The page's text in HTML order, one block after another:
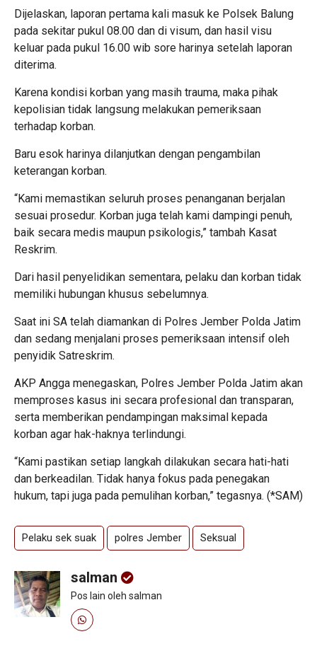
Dijelaskan, laporan pertama kali masuk ke Polsek Balung
pada sekitar pukul 08.00 dan di visum, dan hasil visu
keluar pada pukul 16.00 wib sore harinya setelah laporan
diterima.
Karena kondisi korban yang masih trauma, maka pihak
kepolisian tidak langsung melakukan pemeriksaan
terhadap korban.
Baru esok harinya dilanjutkan dengan pengambilan
keterangan korban.
“Kami memastikan seluruh proses penanganan berjalan
sesuai prosedur. Korban juga telah kami dampingi penuh,
baik secara medis maupun psikologis,” tambah Kasat
Reskrim.
Dari hasil penyelidikan sementara, pelaku dan korban tidak
memiliki hubungan khusus sebelumnya.
Saat ini SA telah diamankan di Polres Jember Polda Jatim
dan sedang menjalani proses pemeriksaan intensif oleh
penyidik Satreskrim.
AKP Angga menegaskan, Polres Jember Polda Jatim akan
memproses kasus ini secara profesional dan transparan,
serta memberikan pendampingan maksimal kepada
korban agar hak-haknya terlindungi.
“Kami pastikan setiap langkah dilakukan secara hati-hati
dan berkeadilan. Tidak hanya fokus pada penegakan
hukum, tapi juga pada pemulihan korban,” tegasnya. (*SAM)
Pelaku sek suak polres Jember Seksual
salman
Pos lain oleh salman